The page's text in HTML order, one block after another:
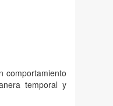
comportamiento
temporal y